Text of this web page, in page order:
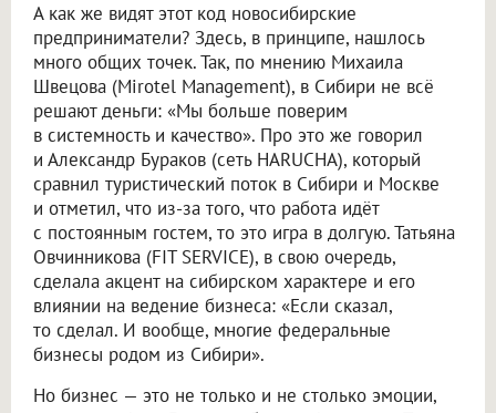
А как же видят этот код новосибирские
предприниматели? Здесь, в принципе, нашлось
много общих точек. Так, по мнению Михаила
Швецова (Mirotel Management), в Сибири не всё
решают деньги: «Мы больше поверим
в системность и качество». Про это же говорил
и Александр Бураков (сеть HARUCHA), который
сравнил туристический поток в Сибири и Москве
и отметил, что из-за того, что работа идёт
с постоянным гостем, то это игра в долгую. Татьяна
Овчинникова (FIT SERVICE), в свою очередь,
сделала акцент на сибирском характере и его
влиянии на ведение бизнеса: «Если сказал,
то сделал. И вообще, многие федеральные
бизнесы родом из Сибири».
Но бизнес — это не только и не столько эмоции,